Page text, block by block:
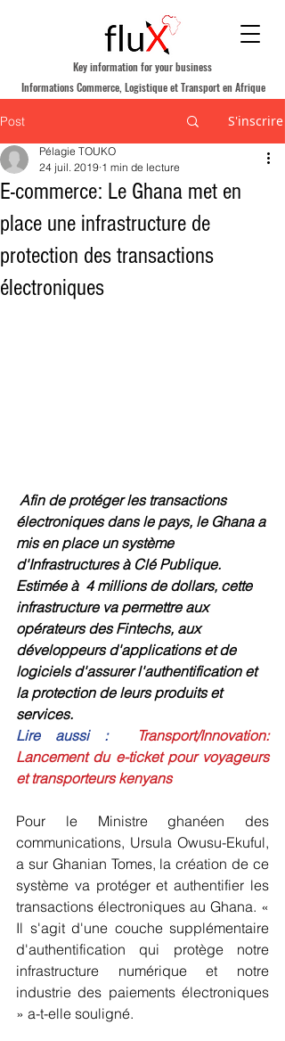
Informations Commerce, Logistique et Transport en Afrique
Key information for your business
Post S'inscrire
E-commerce: Le Ghana met en
place une infrastructure de
protection des transactions
électroniques
Pélagie TOUKO
24 juil. 2019 1 min de lecture
Afin de protéger les transactions
électroniques dans le pays, le Ghana a
mis en place un système
d'Infrastructures à Clé Publique.
Estimée à  4 millions de dollars, cette
infrastructure va permettre aux
opérateurs des Fintechs, aux
développeurs d'applications et de
logiciels d'assurer l'authentification et
la protection de leurs produits et
services.
Lire aussi :
  Transport/Innovation:
Lancement du e-ticket pour voyageurs
et transporteurs kenyans
Pour le Ministre ghanéen des
communications, Ursula Owusu-Ekuful,
a sur Ghanian Tomes, la création de ce
système va protéger et authentifier les
transactions électroniques au Ghana. «
Il s'agit d'une couche supplémentaire
d'authentification qui protège notre
infrastructure numérique et notre
industrie des paiements électroniques
» a-t-elle souligné.